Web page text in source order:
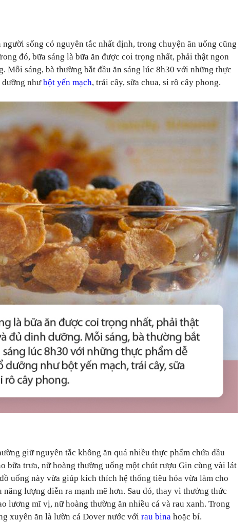
người sống có nguyên tắc nhất định, trong chuyện ăn uống cũng
đó, bữa sáng là bữa ăn được coi trọng nhất, phải thật ngon
Mỗi sáng, bà thường bắt đầu ăn sáng lúc 8h30 với những thực
dưỡng nhưbột yến mạch, trái cây, sữa chua, si rô cây phong.
giữ nguyên tắc không ăn quá nhiều thực phẩm chứa dầu
bữa trưa, nữ hoàng thường uống một chút rượu Gin cùng vài lát
uống này vừa giúp kích thích hệ thống tiêu hóa vừa làm cho
năng lượng diễn ra mạnh mẽ hơn. Sau đó, thay vì thưởng thức
lương mĩ vị, nữ hoàng thường ăn nhiều cá và rau xanh. Trong
xuyên ăn là lườn cá Dover nước với rau bina hoặc bí.